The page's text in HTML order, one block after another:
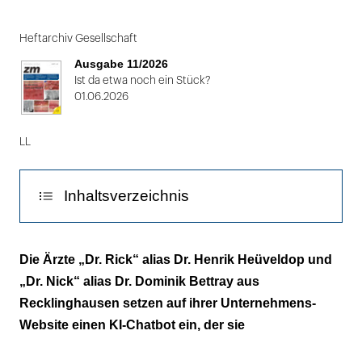
Heftarchiv Gesellschaft
Ausgabe 11/2026
Ist da etwa noch ein Stück?
01.06.2026
Inhaltsverzeichnis
Den Facharzt für ästhetische Medizin gibt es
gar nicht
Die Ärzte „Dr. Rick“ alias Dr. Henrik Heüveldop und
„Dr. Nick“ alias Dr. Dominik Bettray aus
Recklinghausen setzen auf ihrer Unternehmens-
Website einen KI-Chatbot ein, der sie